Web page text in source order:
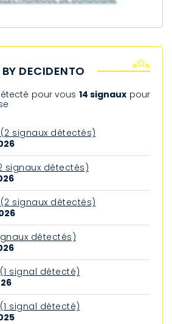
DECIDENTO
pour vous 14 signaux pour
signaux détectés)
signaux détectés)
signaux détectés)
détectés)
signal détecté)
signal détecté)